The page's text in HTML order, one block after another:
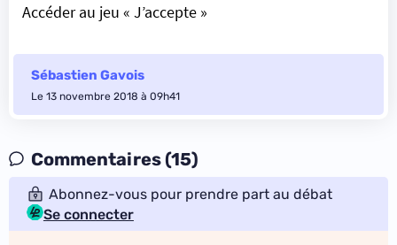
Accéder au jeu « J’accepte »
Sébastien Gavois
Le 13 novembre 2018 à 09h41
Commentaires (15)
Abonnez-vous pour prendre part au débat
Se connecter